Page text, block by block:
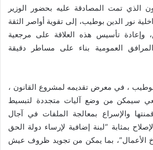
الذي تمت المصادقة عليه بحضور الوزير
نور الدين بوطيب، إلى تقوية أواصر الثقة
وإعادة تأسيس هذه العلاقة على مرجعية
العمومية بناء على مساطر دقيقة
بوطيب ، في معرض تقديمه لمشروع القانون ،
سيمكن من وضع آليات متجددة لتبسيط
والإسراع بمعالجة الملفات في آجال
بمثابة “لبنة إضافية لإرساء دولة الحق
الأعمال”، بما يمكن من تجويد ظروف عيش